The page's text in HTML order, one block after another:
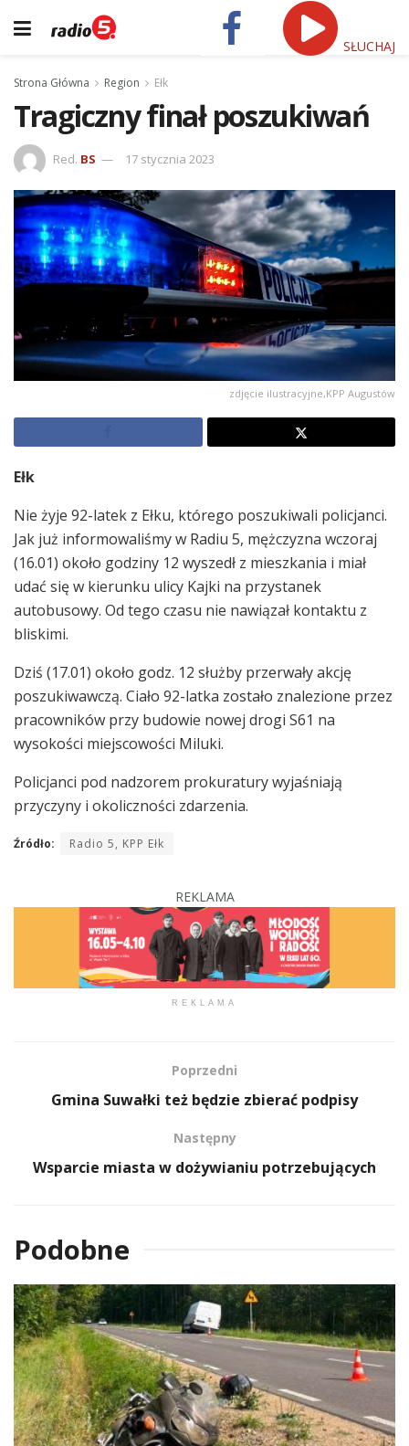
SŁUCHAJ
Strona Główna Region Ełk
Tragiczny finał poszukiwań
Red. BS 17 stycznia 2023
zdjęcie ilustracyjne,KPP Augustów
Ełk
Nie żyje 92-latek z Ełku, którego poszukiwali policjanci.
Jak już informowaliśmy w Radiu 5, mężczyzna wczoraj
(16.01) około godziny 12 wyszedł z mieszkania i miał
udać się w kierunku ulicy Kajki na przystanek
autobusowy. Od tego czasu nie nawiązał kontaktu z
bliskimi.
Dziś (17.01) około godz. 12 służby przerwały akcję
poszukiwawczą. Ciało 92-latka zostało znalezione przez
pracowników przy budowie nowej drogi S61 na
wysokości miejscowości Miluki.
Policjanci pod nadzorem prokuratury wyjaśniają
przyczyny i okoliczności zdarzenia.
Źródło: Radio 5, KPP Ełk
REKLAMA
REKLAMA
Poprzedni
Gmina Suwałki też będzie zbierać podpisy
Następny
Wsparcie miasta w dożywianiu potrzebujących
Podobne